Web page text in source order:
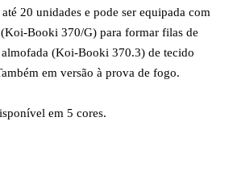
20 unidades e pode ser equipada com
Booki 370/G) para formar filas de
almofada (Koi-Booki 370.3) de tecido
em versão à prova de fogo.
em 5 cores.